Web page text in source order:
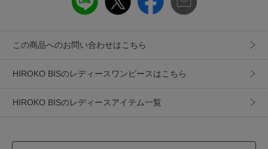
-----------------------------------
伸縮性 : なし
生地の厚さ : 薄手
この商品へのお問い合わせはこちら
HIROKO BISのレディースワンピースはこちら
HIROKO BISのレディースアイテム一覧